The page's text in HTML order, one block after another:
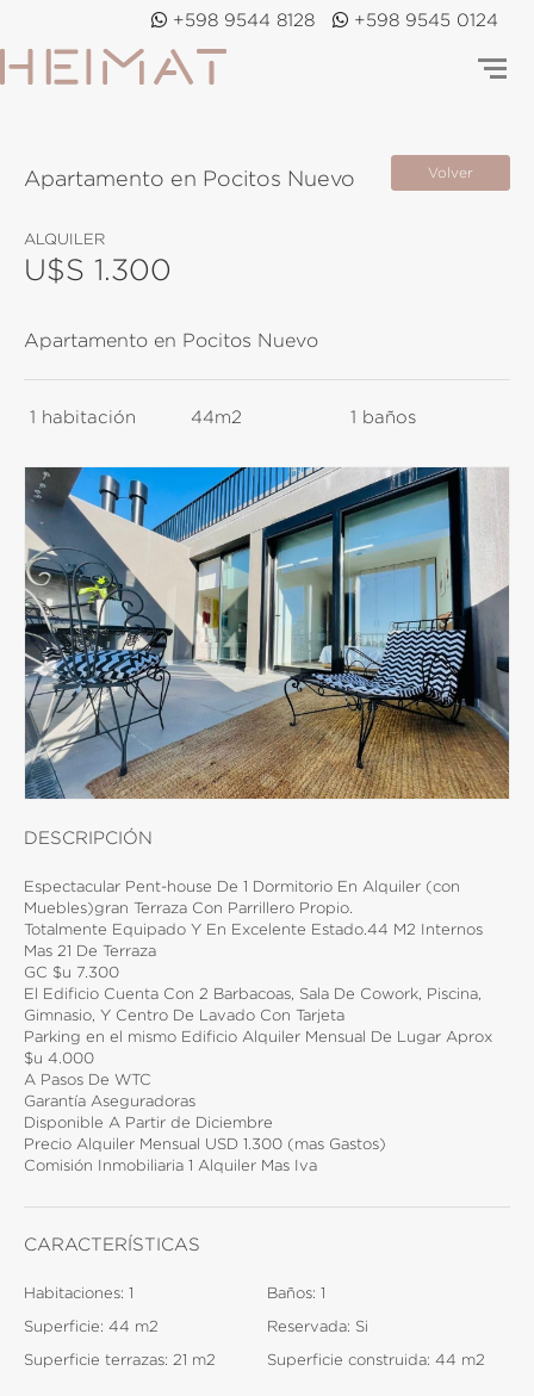
+598 9544 8128 +598 9545 0124
Volver
Apartamento en Pocitos Nuevo
ALQUILER
U$S 1.300
Apartamento en Pocitos Nuevo
1 habitación 44m2 1 baños
DESCRIPCIÓN
Espectacular Pent-house De 1 Dormitorio En Alquiler (con
Muebles)gran Terraza Con Parrillero Propio.
Totalmente Equipado Y En Excelente Estado.44 M2 Internos
Mas 21 De Terraza
GC $u 7.300
El Edificio Cuenta Con 2 Barbacoas, Sala De Cowork, Piscina,
Gimnasio, Y Centro De Lavado Con Tarjeta
Parking en el mismo Edificio Alquiler Mensual De Lugar Aprox
$u 4.000
A Pasos De WTC
Garantía Aseguradoras
Disponible A Partir de Diciembre
Precio Alquiler Mensual USD 1.300 (mas Gastos)
Comisión Inmobiliaria 1 Alquiler Mas Iva
CARACTERÍSTICAS
Habitaciones: 1 Baños: 1
Superficie: 44 m2 Reservada: Si
Superficie terrazas: 21 m2 Superficie construida: 44 m2